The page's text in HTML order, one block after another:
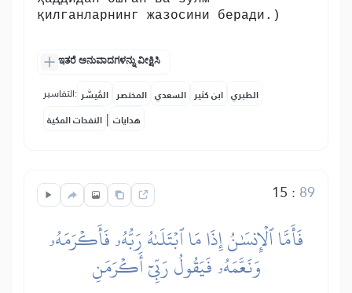
қилганларнинг жазосини беради.)
ಇತರೆ ಅನುವಾದಗಳನ್ನು ವೀಕ್ಷಿಸಿ
التفاسير: المُيسَّر المختصر السعدي ابن كثير الطبري
النفحات المكية | هدايات
15 : 89
فَأَمَّا ٱلۡإِنسَٰنُ إِذَا مَا ٱبۡتَلَىٰهُ رَبُّهُۥ فَأَكۡرَمَهُۥ
وَنَعَّمَهُۥ فَيَقُولُ رَبِّيٓ أَكۡرَمَنِ